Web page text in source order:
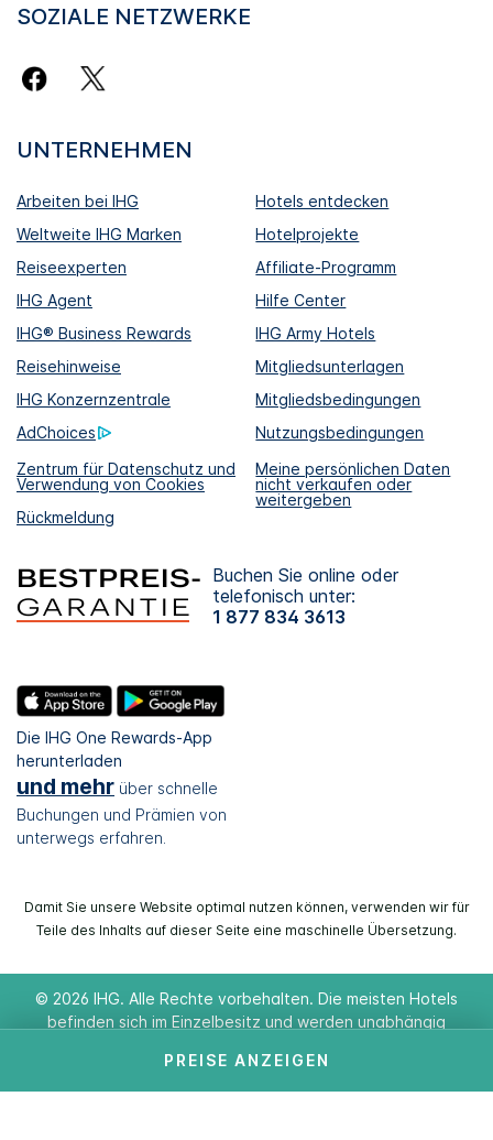
PREISE ANZEIGEN
SOZIALE NETZWERKE
UNTERNEHMEN
Arbeiten bei IHG
Hotels entdecken
Weltweite IHG Marken
Hotelprojekte
Reiseexperten
Affiliate-Programm
IHG Agent
Hilfe Center
IHG® Business Rewards
IHG Army Hotels
Reisehinweise
Mitgliedsunterlagen
IHG Konzernzentrale
Mitgliedsbedingungen
AdChoices
Nutzungsbedingungen
Zentrum für Datenschutz und
Verwendung von Cookies
Meine persönlichen Daten
nicht verkaufen oder
weitergeben
Rückmeldung
Buchen Sie online oder
telefonisch unter:
1 877 834 3613
Die IHG One Rewards-App
herunterladen
und mehr über schnelle
Buchungen und Prämien von
unterwegs erfahren.
Damit Sie unsere Website optimal nutzen können, verwenden wir für
Teile des Inhalts auf dieser Seite eine maschinelle Übersetzung.
© 2026 IHG. Alle Rechte vorbehalten. Die meisten Hotels
befinden sich im Einzelbesitz und werden unabhängig